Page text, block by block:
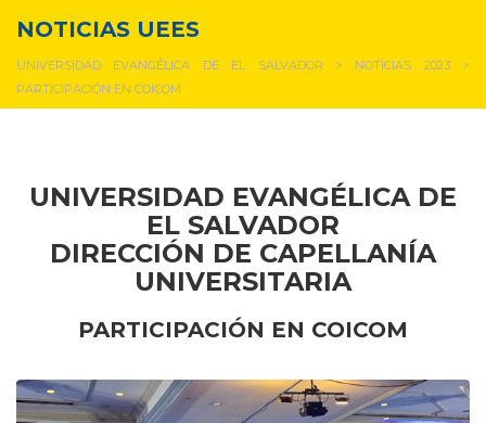
NOTICIAS UEES
UNIVERSIDAD EVANGÉLICA DE EL SALVADOR > NOTICIAS 2023>
PARTICIPACIÓN EN COICOM
UNIVERSIDAD EVANGÉLICA DE
EL SALVADOR
DIRECCIÓN DE CAPELLANÍA
UNIVERSITARIA
PARTICIPACIÓN EN COICOM